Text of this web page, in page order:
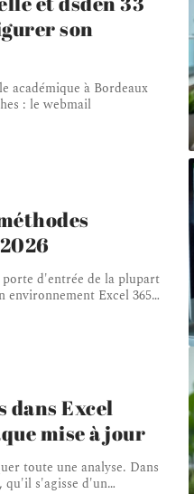
son
académique à Bordeaux
: le webmail
d'entrée de la plupart
environnement Excel 365…
dans Excel
mise à jour
toute une analyse. Dans
qu'il s'agisse d'un…